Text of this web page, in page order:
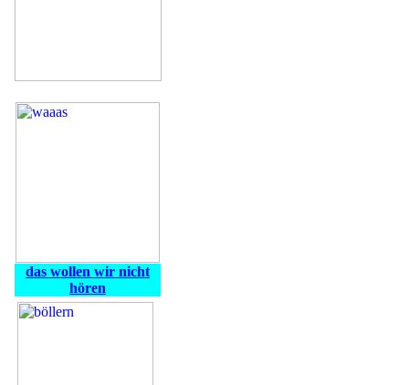
das wollen wir nicht
hören